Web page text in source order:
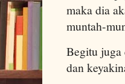
maka dia
muntah-
Begitu juga
dan